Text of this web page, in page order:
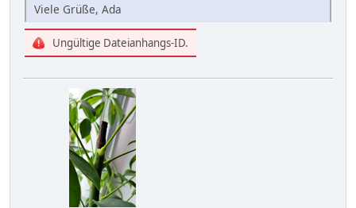
Viele Grüße, Ada
Ungültige Dateianhangs-ID.